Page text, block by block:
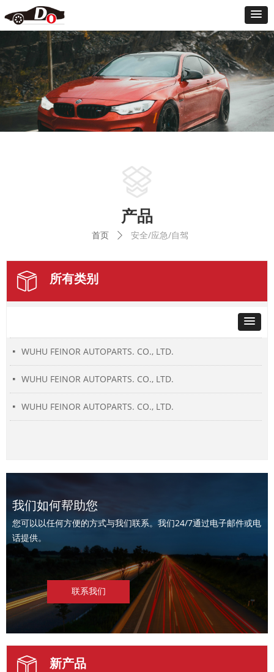
所有类别
넷 WUHU FEINOR AUTOPARTS. CO., LTD.
넷 WUHU FEINOR AUTOPARTS. CO., LTD.
넷 WUHU FEINOR AUTOPARTS. CO., LTD.
我们如何帮助您
您可以以任何方便的方式与我们联系。我们24/7通过电子邮件或电
话提供。
联系我们
新产品
产品
首页 ꄲ 安全/应急/自驾